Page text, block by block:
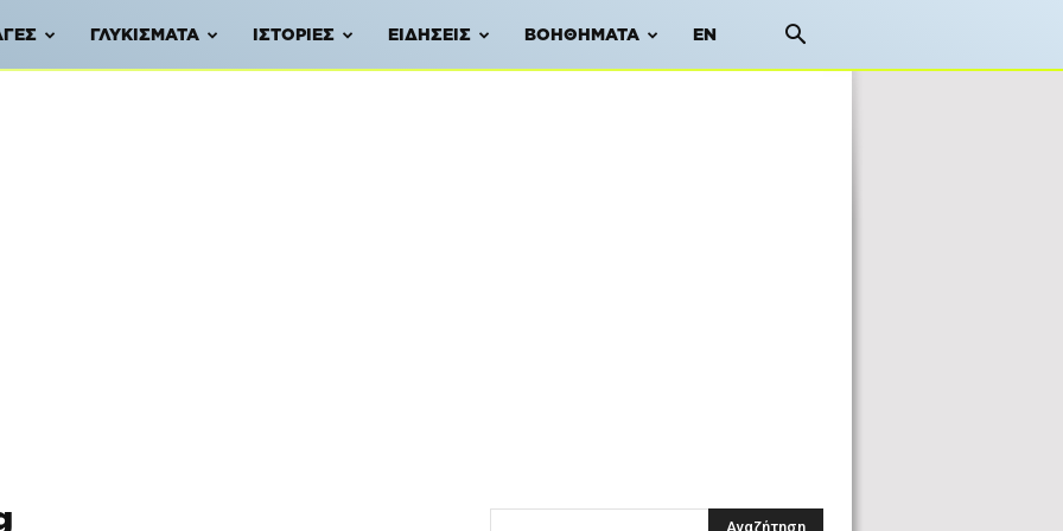
ΓΛΥΚΊΣΜΑΤΑ ΙΣΤΟΡΊΕΣ ΕΙΔΉΣΕΙΣ ΒΟΗΘΉΜΑΤΑ EN